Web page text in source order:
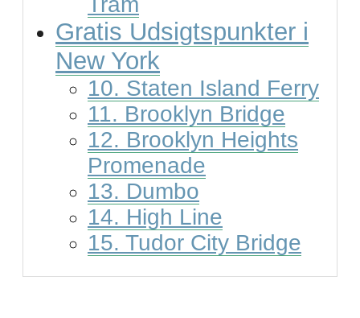
Gratis Udsigtspunkter i
New York
10. Staten Island Ferry
11. Brooklyn Bridge
12. Brooklyn Heights
Promenade
13. Dumbo
14. High Line
15. Tudor City Bridge